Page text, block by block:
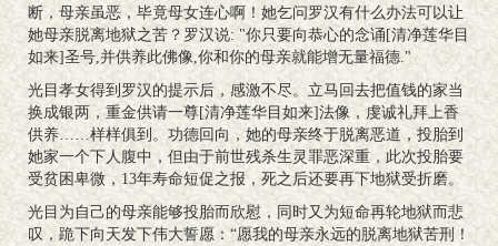
断，母亲虽恶，毕竟母女连心啊！她乞问罗汉有什么办法可以让
她母亲脱离地狱之苦？罗汉说: "你只要向恭心的念诵[清净莲华目
如来]圣号,并供养此佛像,你和你的母亲就能增无量福德."
光目孝女得到罗汉的提示后，感激不尽。立马回去把值钱的家当
换成银两，重金供请一尊[清净莲华目如来]法像，虔诚礼拜上香
供养……样样俱到。功德回向，她的母亲终于脱离恶道，投胎到
她家一个下人腹中，但由于前世残杀生灵罪恶深重，此次投胎要
受贫困卑微，13年寿命短促之报，死之后还要再下地狱受折磨。
光目为自己的母亲能够投胎而欣慰，同时又为短命再轮地狱而悲
叹，跪下向天发下伟大誓愿：“愿我的母亲永远的脱离地狱苦刑！